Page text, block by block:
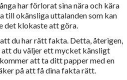
har förlorat sina nära och kära
till okänsliga uttalanden som kan
det klokaste att göra.
du har rätt fakta. Detta, återigen,
du väljer ett mycket känsligt
att ta ditt papper med en
på att få dina fakta rätt.